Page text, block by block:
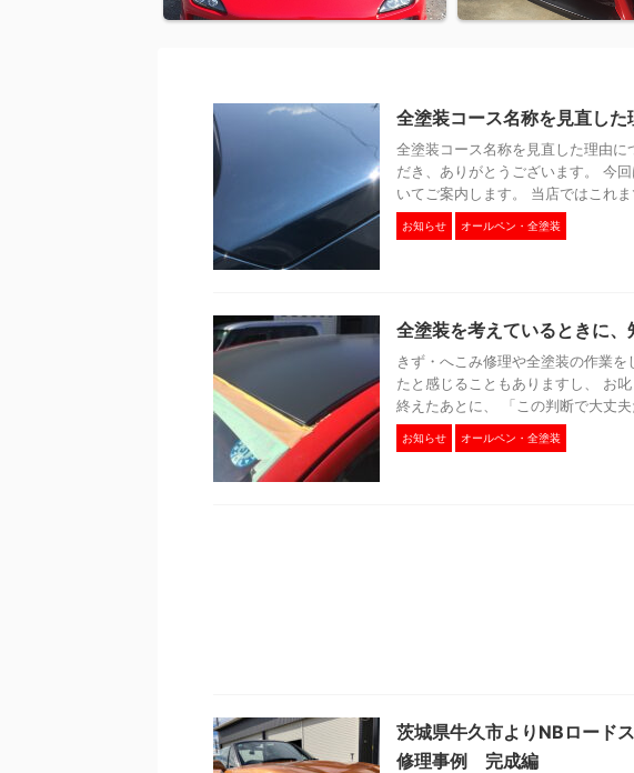
全塗装コース名称を見直した
全塗装コース名称を見直した理由
だき、ありがとうございます。 今
いてご案内します。 当店ではこれ
お知らせ オールペン・全塗装
全塗装を考えているときに、
きず・へこみ修理や全塗装の作業
たと感じることもありますし、 お
終えたあとに、 「この判断で大丈
お知らせ オールペン・全塗装
茨城県牛久市よりNBロード
修理事例 完成編